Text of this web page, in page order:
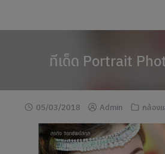
ทีเด็ด Portrait
05/03/2018 Admin กล้อง